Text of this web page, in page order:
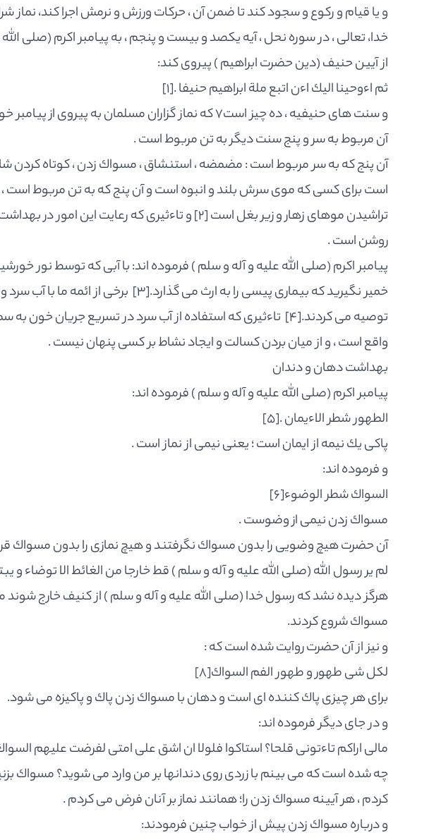
و يا قيام و ركوع و سجود كند تا ضمن آن ، حركات ورزش و نرمش اجرا كند، نماز
خدا، تعالى ، در سوره نحل ، آيه يكصد و بيست و پنجم ، به پيامبر اكرم (صلى
از آيين حنيف (دين حضرت ابراهيم ) پيروى كند:
ثم اءوحينا اليك اءن اتبع ملة ابراهيم حنيفا .[1]
و سنت هاى حنيفيه ، ده چيز است7 كه نماز گزاران مسلمان به
آن مربوط به سر و پنج سنت ديگر به تن مربوط است .
آن پنج كه به سر مربوط است : مضمضه ، استنشاق ، مسواك زدن ، كوتاه كردن
است براى كسى كه موى سرش بلند و انبوه است و آن پنج كه به تن مربوط است ،
تراشيدن موهاى زهار و زير بغل است[2]و تاءثيرى كه رعايت اين امور در
روشن است .
پيامبر اكرم (صلى الله عليه و آله و سلم ) فرموده اند: با آبى كه توسط نور
خمير نگيريد كه بيمارى پيسى را به ارث مى گذارد.[3] برخى از ائمه ما با آب
توصيه مى كردند.[4] تاءثيرى كه استفاده از آب سرد در تسريع جريان خون به
واقع است ، و از ميان بردن كسالت و ايجاد نشاط بر كسى پنهان نيست .
بهداشت دهان و دندان
پيامبر اكرم (صلى الله عليه و آله و سلم ) فرموده اند:
الطهور شطر الاءيمان .[5]
پاكى يك نيمه از ايمان است ؛ يعنى نيمى از نماز است .
و فرموده اند:
السواك شطر الوضوء[6]
مسواك زدن نيمى از وضوست .
آن حضرت هيچ وضويى را بدون مسواك نگرفتند و هيچ نمازى را بدون مسواك
لم ير رسول الله (صلى الله عليه و آله و سلم ) قط خارجا من الغائط الا توضاء و
هرگز ديده نشد كه رسول خدا (صلى الله عليه و آله و سلم ) از كنيف خارج شوند
مسواك شروع كردند.
و نيز از آن حضرت روايت شده است كه :
لكل شى طهور و طهور الفم السواك[8]
براى هر چيزى پاك كننده اى است و دهان با مسواك زدن پاك و پاكيزه مى شود.
و در جاى ديگر فرموده اند:
مالى اراكم تاءتونى قلحا؟ استاكوا فلولا ان اشق على امتى لفرضت عليهم
چه شده است كه مى بينم با زردى روى دندانها بر من وارد مى شويد؟ مسواك
كردم ، هر آيينه مسواك زدن را؛ همانند نماز بر آنان فرض مى كردم .
و درباره مسواك زدن پيش از خواب چنين فرمودند: